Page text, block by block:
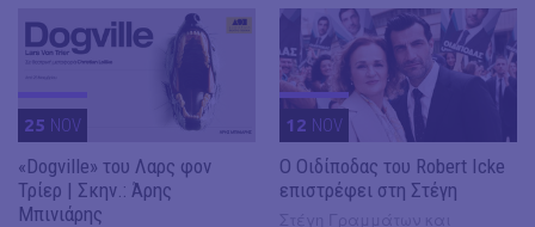
25 NOV
«Dogville» του Λαρς φον
Τρίερ | Σκην.: Άρης
Μπινιάρης
12 NOV
O Οιδίποδας του Robert Icke
επιστρέφει στη Στέγη